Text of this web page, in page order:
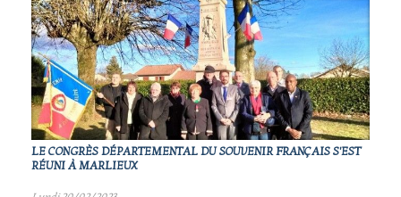
LE CONGRÈS DÉPARTEMENTAL DU SOUVENIR FRANÇAIS S'EST
RÉUNI À MARLIEUX